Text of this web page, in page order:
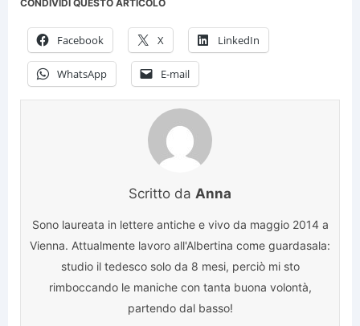
CONDIVIDI QUESTO ARTICOLO
Facebook X LinkedIn
WhatsApp E-mail
Scritto da Anna
Sono laureata in lettere antiche e vivo da maggio 2014 a
Vienna. Attualmente lavoro all'Albertina come guardasala:
studio il tedesco solo da 8 mesi, perciò mi sto
rimboccando le maniche con tanta buona volontà,
partendo dal basso!